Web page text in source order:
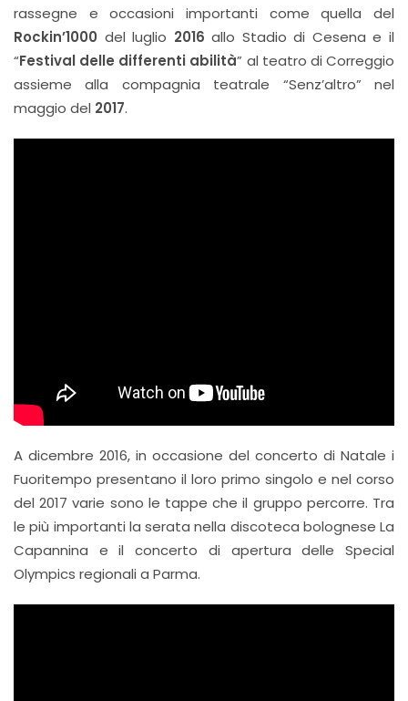
rassegne e occasioni importanti come quella del
Rockin’1000 del luglio 2016 allo Stadio di Cesena e il
“Festival delle differenti abilità” al teatro di Correggio
assieme alla compagnia teatrale “Senz’altro” nel
maggio del 2017.
A dicembre 2016, in occasione del concerto di Natale i
Fuoritempo presentano il loro primo singolo e nel corso
del 2017 varie sono le tappe che il gruppo percorre. Tra
le più importanti la serata nella discoteca bolognese La
Capannina e il concerto di apertura delle Special
Olympics regionali a Parma.